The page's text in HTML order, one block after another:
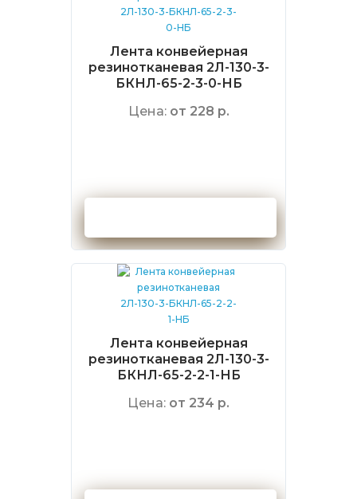
Лента конвейерная
резинотканевая 2Л-130-3-
БКНЛ-65-2-3-0-НБ
Цена: от 228 р.
Лента конвейерная
резинотканевая 2Л-130-3-
БКНЛ-65-2-2-1-НБ
Цена: от 234 р.